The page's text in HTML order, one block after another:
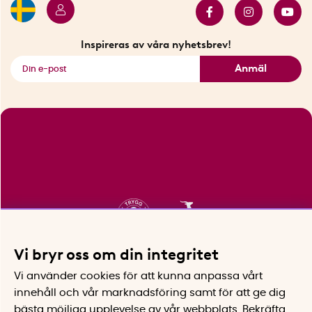
Inspireras av våra nyhetsbrev!
Anmäl
Vi bryr oss om din integritet
Vi använder cookies för att kunna anpassa vårt
innehåll och vår marknadsföring samt för att ge dig
bästa möjliga upplevelse av vår webbplats.
Bekräfta